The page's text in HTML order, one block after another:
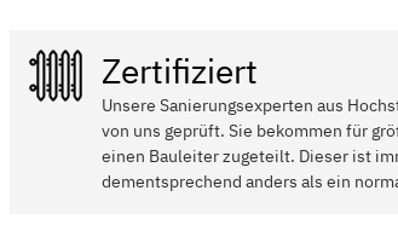
Zertifiziert
Unsere Sanierungsexperten aus
von uns geprüft. Sie bekommen für
einen Bauleiter zugeteilt. Dieser ist
dementsprechend anders als ein